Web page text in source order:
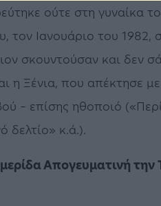
ούτε στη γυναίκα
τον Ιανουάριο του 1982,
σκουντούσαν και δεν
η Ξένια, που απέκτησε
– επίσης ηθοποιό
δελτίο» κ.ά.).
Απογευματινή την